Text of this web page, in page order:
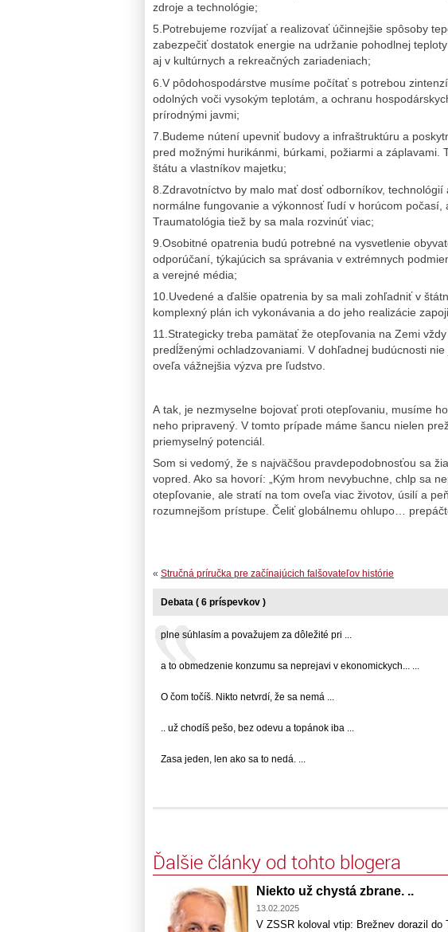
zdroje a technológie;
5.Potrebujeme rozvíjať a realizovať účinnejšie spôsoby
zabezpečiť dostatok energie na udržanie pohodlnej
aj v kultúrnych a rekreačných zariadeniach;
6.V pôdohospodárstve musíme počítať s potrebou
odolných voči vysokým teplotám, a ochranu
prírodnými javmi;
7.Budeme nútení upevniť budovy a infraštruktúru a
pred možnými hurikánmi, búrkami, požiarmi a záplavami.
štátu a vlastníkov majetku;
8.Zdravotníctvo by malo mať dosť odborníkov, technológií
normálne fungovanie a výkonnosť ľudí v horúcom počasí,
Traumatológia tiež by sa mala rozvinúť viac;
9.Osobitné opatrenia budú potrebné na vysvetlenie
odporúčaní, týkajúcich sa správania v extrémnych
a verejné média;
10.Uvedené a ďalšie opatrenia by sa mali zohľadniť v
komplexný plán ich vykonávania a do jeho realizácie
11.Strategicky treba pamätať že otepľovania na Zemi
predĺženými ochladzovaniami. V dohľadnej budúcnosti
oveľa vážnejšia výzva pre ľudstvo.
A tak, je nezmyselne bojovať proti otepľovaniu, musíme
neho pripravený. V tomto prípade máme šancu nielen
priemyselný potenciál.
Som si vedomý, že s najväčšou pravdepodobnosťou sa
vopred. Ako sa hovorí: „Kým hrom nevybuchne, chlp sa
otepľovanie, ale stratí na tom oveľa viac životov, úsilí a
rozumnejšom prístupe. Čeliť globálnemu ohlupo…
« Stručná príručka pre začínajúcich falšovateľov histórie
Debata ( 6 príspevkov )
plne súhlasím a považujem za dôležité pri ...
a to obmedzenie konzumu sa neprejavi v ekonomickych... ...
O čom točíš. Nikto netvrdí, že sa nemá ...
.. už chodíš pešo, bez odevu a topánok iba ...
Zasa jeden, len ako sa to nedá. ...
Ďalšie články od tohto blogera
Niekto už chystá zbrane. ..
13.02.2025
V ZSSR koloval vtip: Brežnev dorazil